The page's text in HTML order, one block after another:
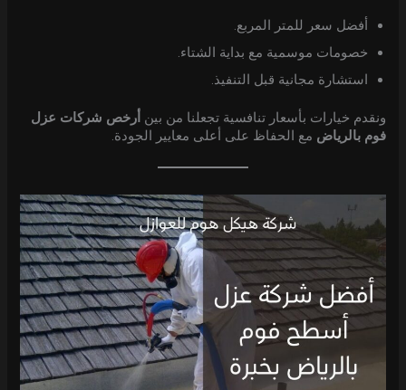
أفضل سعر للمتر المربع.
خصومات موسمية مع بداية الشتاء.
استشارة مجانية قبل التنفيذ.
ونقدم خيارات بأسعار تنافسية تجعلنا من بين أرخص شركات عزل
فوم بالرياض مع الحفاظ على أعلى معايير الجودة.